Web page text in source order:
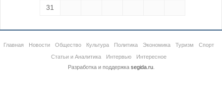
31
Главная Новости Общество Культура Политика Экономика Туризм
Спорт
Статьи и Аналитика
Интервью
Интересное
Разработка и поддержка segida.ru.